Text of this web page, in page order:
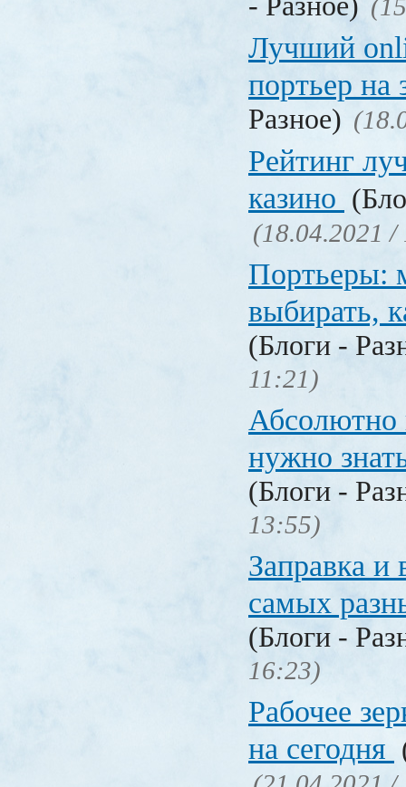
Лучший
портьер на
Разное)
Рейтинг
казино
(18.04.2021 /
Портьеры:
выбирать,
(Блоги -
11:21)
Абсолютно
нужно
(Блоги -
13:55)
Заправка и
самых
(Блоги -
16:23)
Рабочее
на сегодня